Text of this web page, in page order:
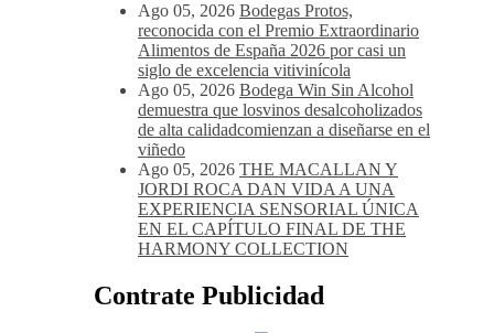
Ago 05, 2026 Bodegas Protos,
reconocida con el Premio Extraordinario
Alimentos de España 2026 por casi un
siglo de excelencia vitivinícola
Ago 05, 2026 Bodega Win Sin Alcohol
demuestra que losvinos desalcoholizados
de alta calidadcomienzan a diseñarse en el
viñedo
Ago 05, 2026 THE MACALLAN Y
JORDI ROCA DAN VIDA A UNA
EXPERIENCIA SENSORIAL ÚNICA
EN EL CAPÍTULO FINAL DE THE
HARMONY COLLECTION
Contrate Publicidad